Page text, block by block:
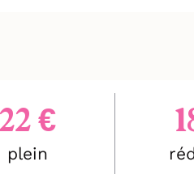
Delight
est ici mis au
de l'énergie, des
aux personnages."
Revue du Spectacle
22 €
plein